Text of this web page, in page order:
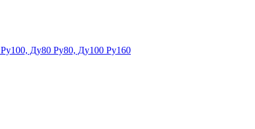
Ду80 Ру80, Ду100 Ру160